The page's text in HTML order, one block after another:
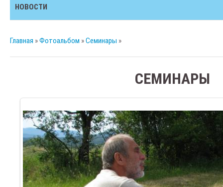
НОВОСТИ
Главная »Фотоальбом »Семинары »
СЕМИНАРЫ